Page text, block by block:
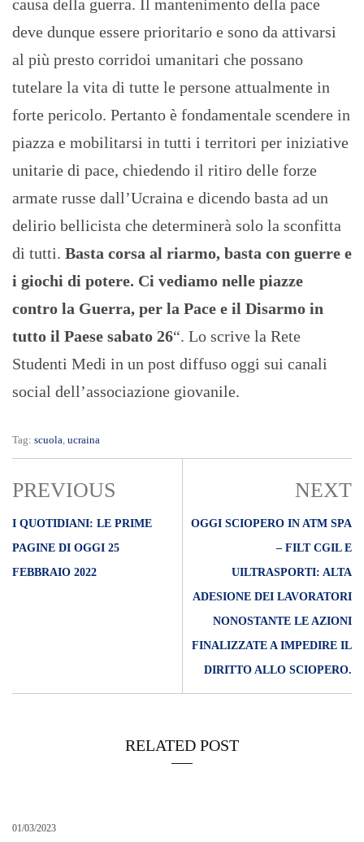
causa della guerra. Il mantenimento della pace
deve dunque essere prioritario e sono da attivarsi
al più presto corridoi umanitari che possano
tutelare la vita di tutte le persone attualmente in
forte pericolo. Pertanto è fondamentale scendere in
piazza e mobilitarsi in tutti i territori per iniziative
unitarie di pace, chiedendo il ritiro delle forze
armate russe dall’Ucraina e dicendo basta ad un
delirio bellicista che determinerà solo la sconfitta
di tutti. Basta corsa al riarmo, basta con guerre e
i giochi di potere. Ci vediamo nelle piazze
contro la Guerra, per la Pace e il Disarmo in
tutto il Paese sabato 26“. Lo scrive la Rete
Studenti Medi in un post diffuso oggi sui canali
social dell’associazione giovanile.
Tag: scuola, ucraina
PREVIOUS
I QUOTIDIANI: LE PRIME
PAGINE DI OGGI 25
FEBBRAIO 2022
NEXT
OGGI SCIOPERO IN ATM SPA
– FILT CGIL E
UILTRASPORTI: ALTA
ADESIONE DEI LAVORATORI
NONOSTANTE LE AZIONI
FINALIZZATE A IMPEDIRE IL
DIRITTO ALLO SCIOPERO.
RELATED POST
01/03/2023